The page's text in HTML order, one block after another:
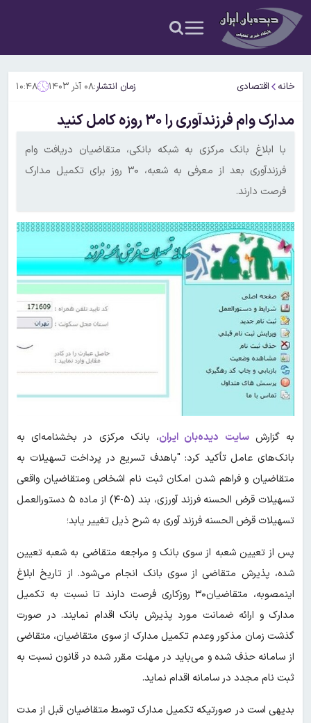
خانه اقتصادی زمان انتشار:۰۸ آذر ۱۴۰۳ ۱۰:۴۸
مدارک وام فرزندآوری را ۳۰ روزه کامل کنید
با ابلاغ بانک مرکزی به شبکه بانکی، متقاضیان دریافت وام
فرزندآوری بعد از معرفی به شعبه، ۳۰ روز برای تکمیل مدارک
فرصت دارند.
به گزارشسایت دیده‌بان ایران، بانک مرکزی در بخشنامه‌ای به
بانک‌های عامل تأکید کرد: "باهدف تسریع در پرداخت تسهیلات به
متقاضیان و فراهم شدن امکان ثبت نام اشخاص ومتقاضیان واقعی
تسهیلات قرض الحسنه فرزند آورزی، بند (۵-۴) از ماده ۵ دستورالعمل
تسهیلات قرض الحسنه فرزند آوری به شرح ذیل تغییر یابد؛
پس از تعیین شعبه از سوی بانک و مراجعه متقاضی به شعبه تعیین
شده، پذیرش متقاضی از سوی بانک انجام می‌شود. از تاریخ ابلاغ
اینمصوبه، متقاضیان۳۰ روزکاری فرصت دارند تا نسبت به تکمیل
مدارک و ارائه ضمانت مورد پذیرش بانک اقدام نمایند. در صورت
گذشت زمان مذکور وعدم تکمیل مدارک از سوی متقاضیان، متقاضی
از سامانه حذف شده و می‌باید در مهلت مقرر شده در قانون نسبت به
ثبت نام مجدد در سامانه اقدام نماید.
بدیهی است در صورتیکه تکمیل مدارک توسط متقاضیان قبل از مدت